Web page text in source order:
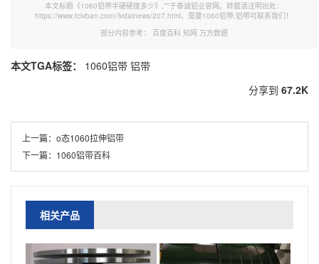
本文标题《1060铝带半硬硬度多少》,**于泰诚铝业官网。转载请注明出处：
https://www.tclvban.com//lvdainews/207.html，需要1060铝带,铝带可联系我们！
部分内容参考：
百度百科 知网 万方数据
本文TGA标签： 1060铝带 铝带
分享到 67.2K
上一篇： o态1060拉伸铝带
下一篇： 1060铝带百科
相关产品